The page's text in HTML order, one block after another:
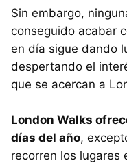
Sin embargo,
conseguido acabar
en día sigue dando
despertando el
que se acercan a
London Walks
días del año,
recorren los lugares